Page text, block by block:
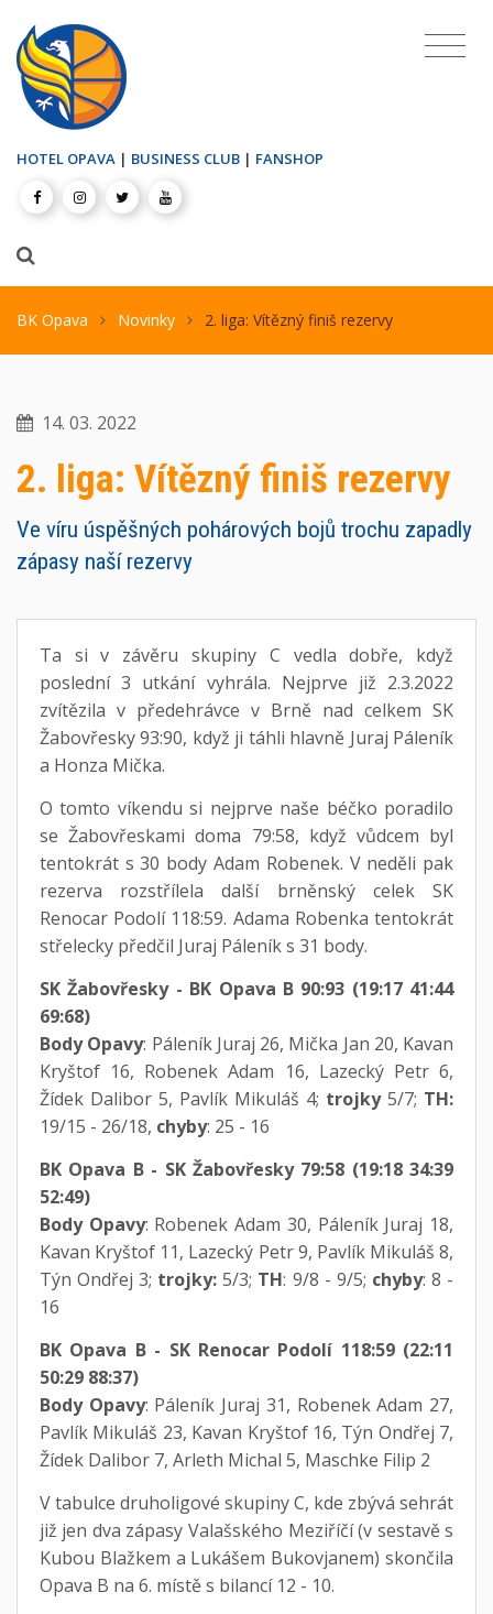
HOTEL OPAVA | BUSINESS CLUB | FANSHOP
BK Opava Novinky 2. liga: Vítězný finiš rezervy
14. 03. 2022
2. liga: Vítězný finiš rezervy
Ve víru úspěšných pohárových bojů trochu zapadly
zápasy naší rezervy
Ta si v závěru skupiny C vedla dobře, když
poslední 3 utkání vyhrála. Nejprve již 2.3.2022
zvítězila v předehrávce v Brně nad celkem SK
Žabovřesky 93:90, když ji táhli hlavně Juraj Páleník
a Honza Mička.
O tomto víkendu si nejprve naše béčko poradilo
se Žabovřeskami doma 79:58, když vůdcem byl
tentokrát s 30 body Adam Robenek. V neděli pak
rezerva rozstřílela další brněnský celek SK
Renocar Podolí 118:59. Adama Robenka tentokrát
střelecky předčil Juraj Páleník s 31 body.
SK Žabovřesky - BK Opava B 90:93 (19:17 41:44
69:68)
Body Opavy: Páleník Juraj 26, Mička Jan 20, Kavan
Kryštof 16, Robenek Adam 16, Lazecký Petr 6,
Žídek Dalibor 5, Pavlík Mikuláš 4; trojky5/7; TH:
19/15 - 26/18, chyby: 25 - 16
BK Opava B - SK Žabovřesky 79:58 (19:18 34:39
52:49)
Body Opavy: Robenek Adam 30, Páleník Juraj 18,
Kavan Kryštof 11, Lazecký Petr 9, Pavlík Mikuláš 8,
Týn Ondřej 3; trojky: 5/3; TH: 9/8 - 9/5; chyby: 8 -
16
BK Opava B - SK Renocar Podolí 118:59 (22:11
50:29 88:37)
Body Opavy: Páleník Juraj 31, Robenek Adam 27,
Pavlík Mikuláš 23, Kavan Kryštof 16, Týn Ondřej 7,
Žídek Dalibor 7, Arleth Michal 5, Maschke Filip 2
V tabulce druholigové skupiny C, kde zbývá sehrát
již jen dva zápasy Valašského Meziříčí (v sestavě s
Kubou Blažkem a Lukášem Bukovjanem) skončila
Opava B na 6. místě s bilancí 12 - 10.